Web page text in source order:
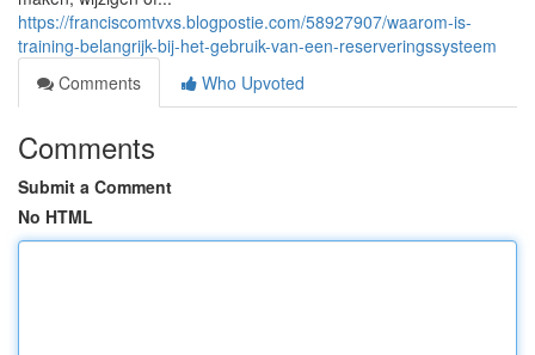
https://franciscomtvxs.blogpostie.com/58927907/waarom-is-
training-belangrijk-bij-het-gebruik-van-een-reserveringssysteem
Comments
Who Upvoted
Comments
Submit a Comment
No HTML